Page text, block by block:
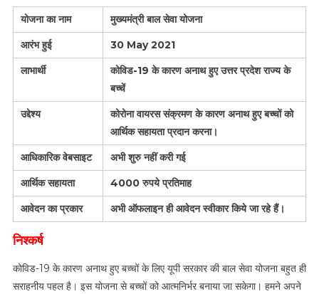
योजना का नाम
मुख्यमंत्री बाल सेवा योजना
आरंभ हुई
30 May 2021
लाभार्थी
कोविड-19 के कारण अनाथ हुए उत्तर प्रदेश राज्य के
बच्चें
उद्देश्य
कोरोना वायरस संक्रमण के कारण अनाथ हुए बच्चों को
आर्थिक सहायता प्रदान करना।
आधिकारिक वेबसाइट
अभी शुरु नहीं करी गई
आर्थिक सहायता
4000 रुपये प्रतिमाह
आवेदन का प्रकार
अभी ऑफलाइन ही आवेदन स्वीकार किये जा रहे हैं।
निश्कर्ष
कोविड-19 के कारण अनाथ हुए बच्चों के लिए यूपी सरकार की बाल सेवा योजना बहुत ही
सराहनीय पहल है। इस योजना से बच्चों को आत्मनिर्भर बनाया जा सकेगा। हमने अपने